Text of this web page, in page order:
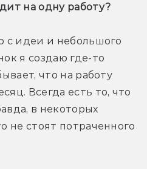
на одну работу?
с идеи и небольшого
я создаю где-то
что на работу
Всегда есть то, что
в некоторых
не стоят потраченного